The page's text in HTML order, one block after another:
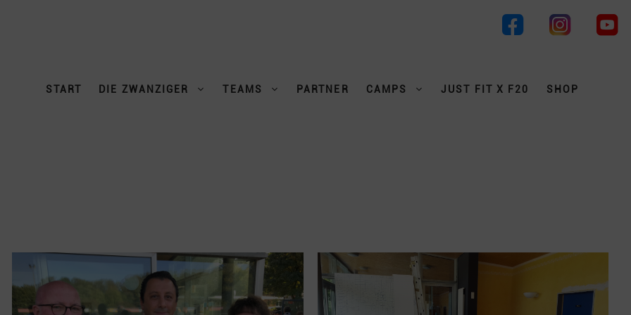
START DIE ZWANZIGER TEAMS PARTNER CAMPS JUST FIT X F20 SHOP